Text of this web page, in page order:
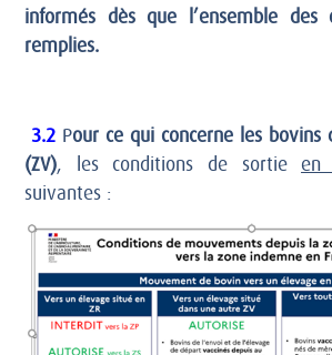
informés dès que l’ensemble des
remplies.
3.2 Pour ce qui concerne les bovins
(ZV), les conditions de sortie en
suivantes :